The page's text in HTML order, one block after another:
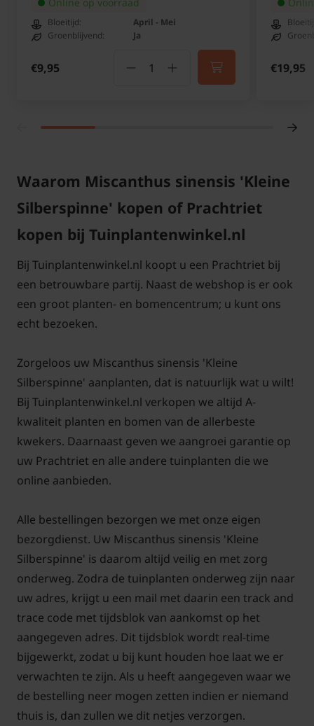
Miscanthus sinensis 'Kleine
Silberspinne' advies aantal per
vierkante meter:
meter
diameter
P9 (pot 9x9 cm) 5 planten 9x9 cm
C2 (2 liter pot)
U kunt de gewenste maatvoering selecteren en
vervolgens het aantal bepalen. Dit aantal kunt u
eventueel nog wijzigen in uw winkelmand.
Let op!
De pot kan soms in vorm afwijken, bijvoorbeeld
een wat meer vierkante pot dan rond.
Bloeitijd:
April - Mei
Groenblijvend:
Ja
€9,95 €19,95
Waarom Miscanthus sinensis 'Kleine
Silberspinne' kopen of Prachtriet
kopen bij Tuinplantenwinkel.nl
Bij Tuinplantenwinkel.nl koopt u een Prachtriet bij
een betrouwbare partij. Naast de webshop is er ook
een groot planten- en bomencentrum; u kunt ons
echt bezoeken.
Zorgeloos uw Miscanthus sinensis 'Kleine
Silberspinne' aanplanten, dat is natuurlijk wat u wilt!
Bij Tuinplantenwinkel.nl verkopen we altijd A-
kwaliteit planten en bomen van de allerbeste
kwekers. Daarnaast geven we aangroei garantie op
uw Prachtriet en alle andere tuinplanten die we
online aanbieden.
Alle bestellingen bezorgen we met onze eigen
bezorgdienst. Uw Miscanthus sinensis 'Kleine
Silberspinne' is daarom altijd veilig en met zorg
onderweg. Zodra de tuinplanten onderweg zijn naar
uw adres, krijgt u een mail met daarin een track and
trace code met tijdsblok van aankomst op het
aangegeven adres. Dit tijdsblok wordt real-time
bijgewerkt, zodat u bij kunt houden hoe laat we er
verwachten te zijn. Als u heeft aangegeven waar we
de bestelling neer mogen zetten indien er niemand
thuis is, dan zullen we dit netjes verzorgen.